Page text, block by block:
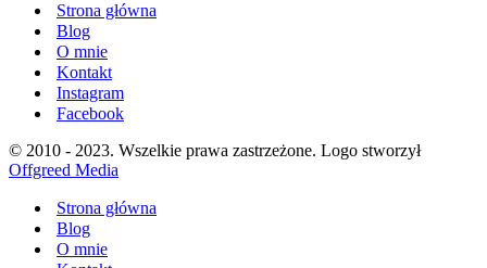
Strona główna
Blog
O mnie
Kontakt
Instagram
Facebook
© 2010 - 2023. Wszelkie prawa zastrzeżone. Logo stworzył
Offgreed Media
Strona główna
Blog
O mnie